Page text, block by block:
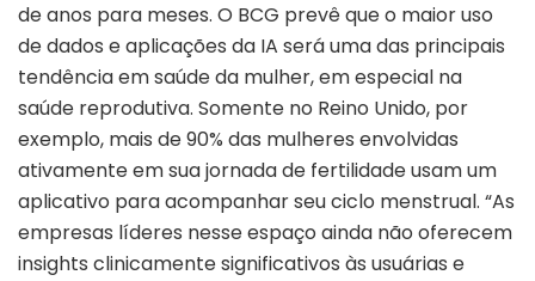
de anos para meses. O BCG prevê que o maior uso
de dados e aplicações da IA será uma das principais
tendência em saúde da mulher, em especial na
saúde reprodutiva. Somente no Reino Unido, por
exemplo, mais de 90% das mulheres envolvidas
ativamente em sua jornada de fertilidade usam um
aplicativo para acompanhar seu ciclo menstrual. “As
empresas líderes nesse espaço ainda não oferecem
insights clinicamente significativos às usuárias e